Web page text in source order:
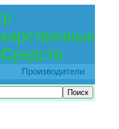
карственных
Средств
Производители